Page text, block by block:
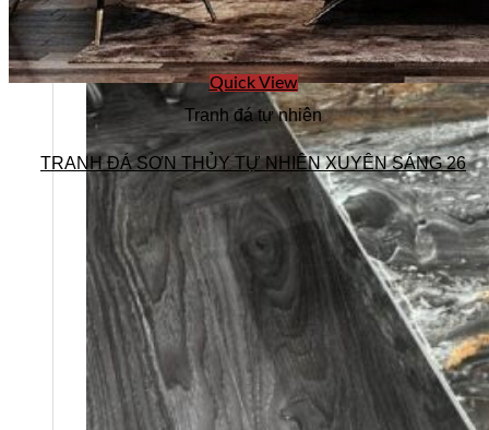
Quick View
Tranh đá tự nhiên
TRANH ĐÁ SƠN THỦY TỰ NHIÊN XUYÊN SÁNG 26